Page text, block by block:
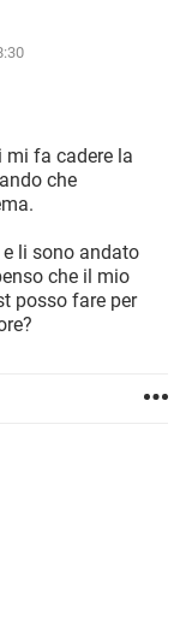
10
fa cadere la
che
li sono andato
che il mio
posso fare per